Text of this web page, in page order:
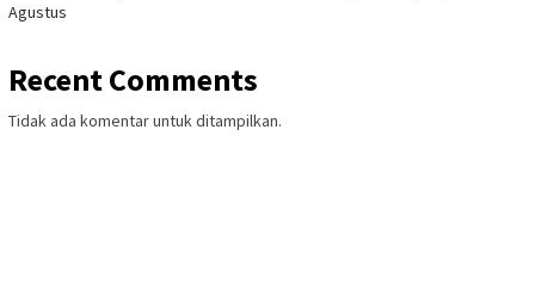
Agustus
Recent Comments
Tidak ada komentar untuk ditampilkan.